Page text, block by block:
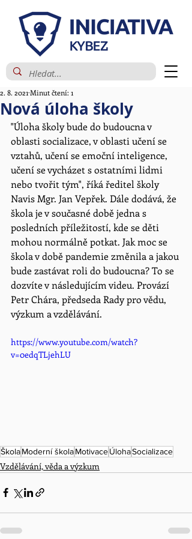
Nová úloha školy
2. 8. 2021 Minut čtení: 1
"Úloha školy bude do budoucna v
oblasti socializace, v oblasti učení se
vztahů, učení se emoční inteligence,
učení se vycházet s ostatními lidmi
nebo tvořit tým", říká ředitel školy
Navis Mgr. Jan Vepřek. Dále dodává, že
škola je v současné době jedna s
posledních příležitostí, kde se děti
mohou normálně potkat. Jak moc se
škola v době pandemie změnila a jakou
bude zastávat roli do budoucna? To se
dozvíte v následujícím videu. Provází
Petr Chára, předseda Rady pro vědu,
výzkum a vzdělávání.
https://www.youtube.com/watch?
v=0edqTLjehLU
ŠkolaModerní školaMotivaceÚlohaSocializace
Vzdělávání, věda a výzkum